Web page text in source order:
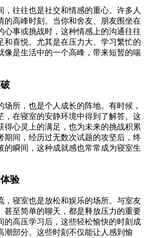
，往往也是社交和情感的重心。许多人
的高峰时刻。当你和舍友、朋友围坐在
心事或挑战时，这种情感上的沟通往往
和喜悦。尤其是在压力大、学习繁忙的
像是生活中的一个高峰，带来短暂的喘
场所，也是个人成长的阵地。有时候，
，在寝室的安静环境中得到了解答。这
得心灵上的满足，也为未来的挑战积累
期间，经历过无数次试题的攻坚后，终
的瞬间，这种成就感也常常成为寝室生
验
，寝室也是放松和娱乐的场所。与室友
甚至简单的聊天，都是释放压力的重要
的高压学习后，这些轻松愉快的时刻成
潮部分。这些时刻不仅能让人感到愉